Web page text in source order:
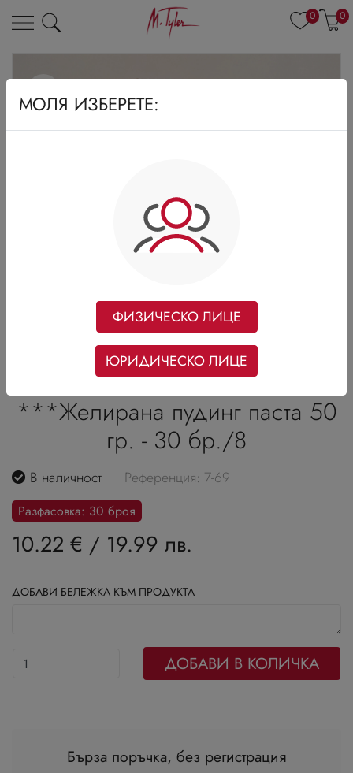
0 0
***Желирана пудинг паста 50
гр. - 30 бр./8
В наличност Референция: 7-69
Разфасовка: 30 броя
10.22 € / 19.99 лв.
ДОБАВИ БЕЛЕЖКА КЪМ ПРОДУКТА
ДОБАВИ В КОЛИЧКА
Бърза поръчка, без регистрация
МОЛЯ ИЗБЕРЕТЕ:
ФИЗИЧЕСКО ЛИЦЕ
ЮРИДИЧЕСКО ЛИЦЕ